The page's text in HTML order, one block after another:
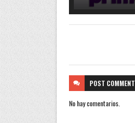
POST COMMENT
No hay comentarios.